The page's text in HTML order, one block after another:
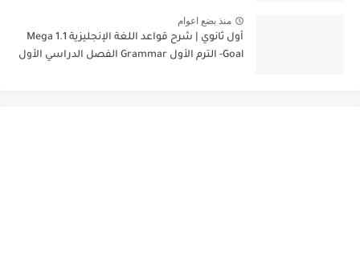
منذ بضع اعوام
أول ثانوي | شرح قواعد اللغة الإنجليزية 1.1 Mega
Goal- الترم الأول Grammar الفصل الدراسي الأول